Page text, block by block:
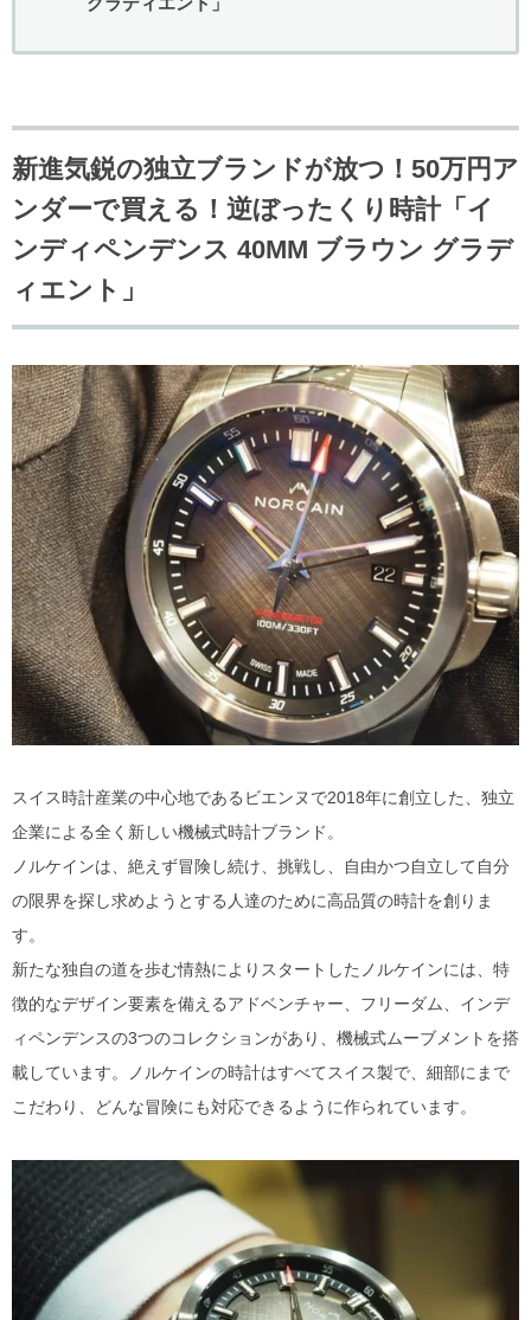
新進気鋭の独立ブランドが放つ！50万円ア
ンダーで買える！逆ぼったくり時計「イ
ンディペンデンス 40MM ブラウン グラデ
ィエント」
スイス時計産業の中心地であるビエンヌで2018年に創立した、独立
企業による全く新しい機械式時計ブランド。
ノルケインは、絶えず冒険し続け、挑戦し、自由かつ自立して自分
の限界を探し求めようとする人達のために高品質の時計を創りま
す。
新たな独自の道を歩む情熱によりスタートしたノルケインには、特
徴的なデザイン要素を備えるアドベンチャー、フリーダム、インデ
ィペンデンスの3つのコレクションがあり、機械式ムーブメントを搭
載しています。ノルケインの時計はすべてスイス製で、細部にまで
こだわり、どんな冒険にも対応できるように作られています。
SEIKO